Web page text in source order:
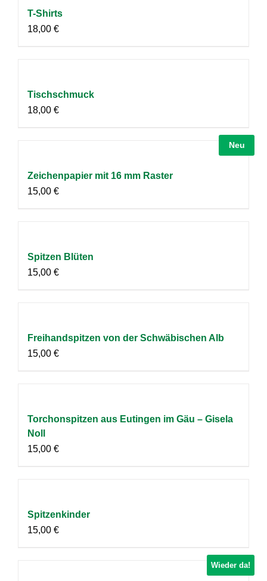
T-Shirts
18,00 €
Tischschmuck
18,00 €
Neu
Zeichenpapier mit 16 mm Raster
15,00 €
Spitzen Blüten
15,00 €
Freihandspitzen von der Schwäbischen Alb
15,00 €
Torchonspitzen aus Eutingen im Gäu – Gisela
Noll
15,00 €
Spitzenkinder
15,00 €
Wieder da!